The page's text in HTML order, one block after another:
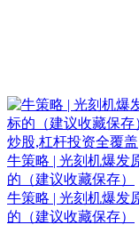
牛策略 | 光刻机爆发
的（建议收藏保存）
牛策略 | 光刻机爆发
的（建议收藏保存）